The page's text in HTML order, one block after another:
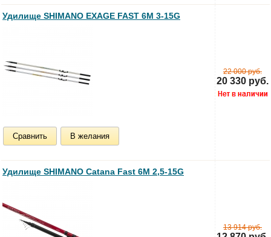
Удилище SHIMANO EXAGE FAST 6M 3-15G
Сравнить В желания
22 000 руб.
20 330 руб.
Удилище SHIMANO Catana Fast 6M 2,5-15G
13 914 руб.